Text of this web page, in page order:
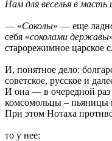
Нaм для веселья в
— «Соколы» — еще
себя «соколами державы
старорежимное царское
И, понятное дело:
советское, русское и
И она — в очередной раз
комсомольцы – пьяницы
При этом Нотаха
то у нее: